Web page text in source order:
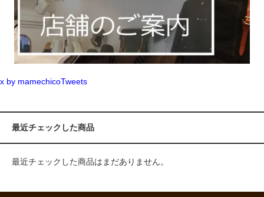
x by mamechicoTweets
最近チェックした商品
最近チェックした商品はまだありません。